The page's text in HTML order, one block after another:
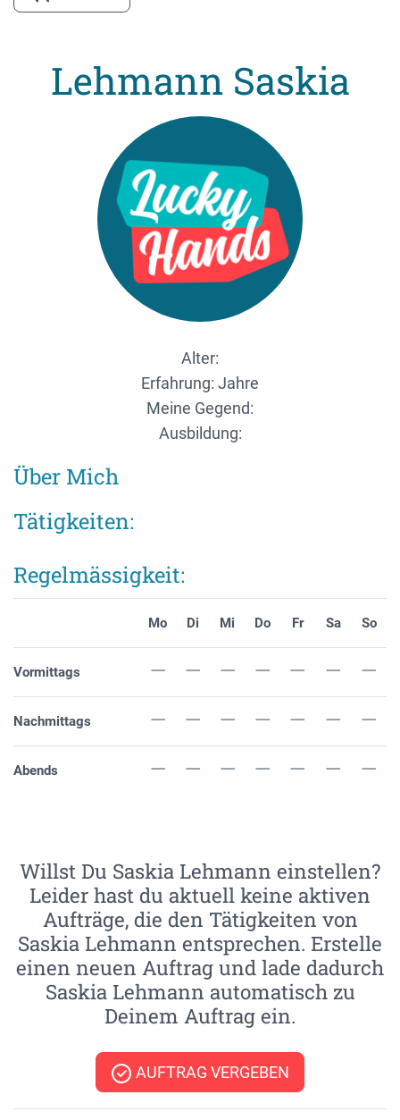
Lehmann Saskia
Alter:
Erfahrung: Jahre
Meine Gegend:
Ausbildung:
Über Mich
Tätigkeiten:
Regelmässigkeit:
Mo Di Mi Do Fr Sa So
Vormittags
Nachmittags
Abends
Willst Du Saskia Lehmann einstellen?
Leider hast du aktuell keine aktiven
Aufträge, die den Tätigkeiten von
Saskia Lehmann entsprechen. Erstelle
einen neuen Auftrag und lade dadurch
Saskia Lehmann automatisch zu
Deinem Auftrag ein.
AUFTRAG VERGEBEN